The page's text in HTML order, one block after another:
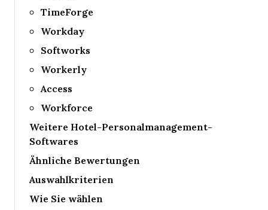
TimeForge
Workday
Softworks
Workerly
Access
Workforce
Weitere Hotel-Personalmanagement-
Softwares
Ähnliche Bewertungen
Auswahlkriterien
Wie Sie wählen